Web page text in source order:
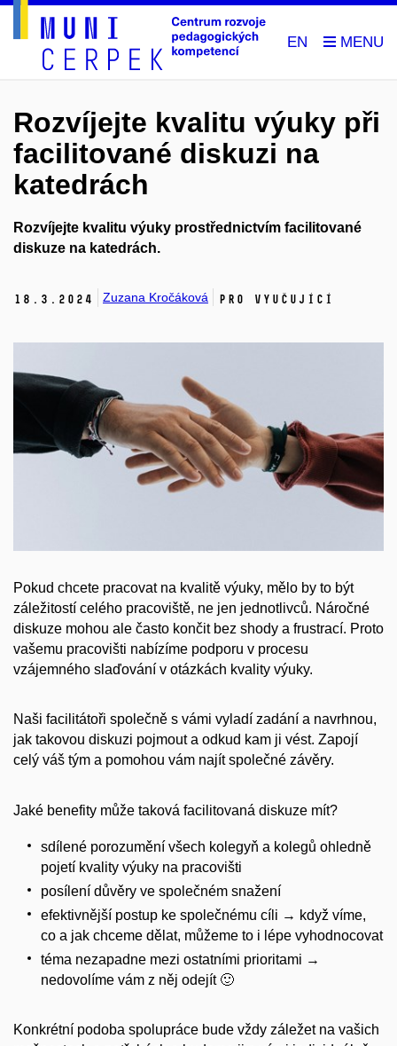
EN
Rozvíjejte kvalitu výuky při
facilitované diskuzi na
katedrách
Rozvíjejte kvalitu výuky prostřednictvím facilitované
diskuze na katedrách.
18. 3. 2024 Zuzana Kročáková Pro vyučující
Pokud chcete pracovat na kvalitě výuky, mělo by to být
záležitostí celého pracoviště, ne jen jednotlivců. Náročné
diskuze mohou ale často končit bez shody a frustrací. Proto
vašemu pracovišti nabízíme podporu v procesu
vzájemného slaďování v otázkách kvality výuky.
Naši facilitátoři společně s vámi vyladí zadání a navrhnou,
jak takovou diskuzi pojmout a odkud kam ji vést. Zapojí
celý váš tým a pomohou vám najít společné závěry.
Jaké benefity může taková facilitovaná diskuze mít?
sdílené porozumění všech kolegyň a kolegů ohledně
pojetí kvality výuky na pracovišti
posílení důvěry ve společném snažení
efektivnější postup ke společnému cíli → když víme,
co a jak chceme dělat, můžeme to i lépe vyhodnocovat
téma nezapadne mezi ostatními prioritami →
nedovolíme vám z něj odejít 🙂
Konkrétní podoba spolupráce bude vždy záležet na vašich